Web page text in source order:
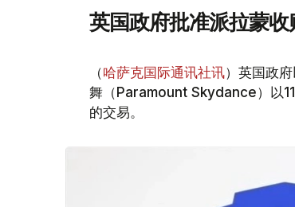
英国政府批准派拉蒙
（哈萨克国际通讯社讯）英国政
舞（Paramount Skydance）以
的交易。